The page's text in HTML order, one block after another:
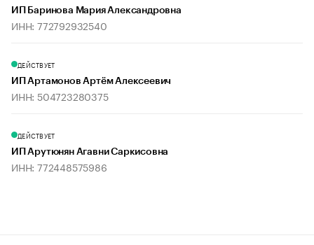
ИП Баринова Мария Александровна
ИНН: 772792932540
ДЕЙСТВУЕТ
ИП Артамонов Артём Алексеевич
ИНН: 504723280375
ДЕЙСТВУЕТ
ИП Арутюнян Агавни Саркисовна
ИНН: 772448575986